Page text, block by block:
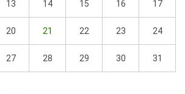
13 14 15 16 17
20 21 22 23 24
27 28 29 30 31